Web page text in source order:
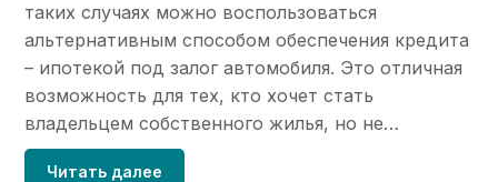
таких случаях можно воспользоваться
альтернативным способом обеспечения кредита
– ипотекой под залог автомобиля. Это отличная
возможность для тех, кто хочет стать
владельцем собственного жилья, но не…
Читать далее